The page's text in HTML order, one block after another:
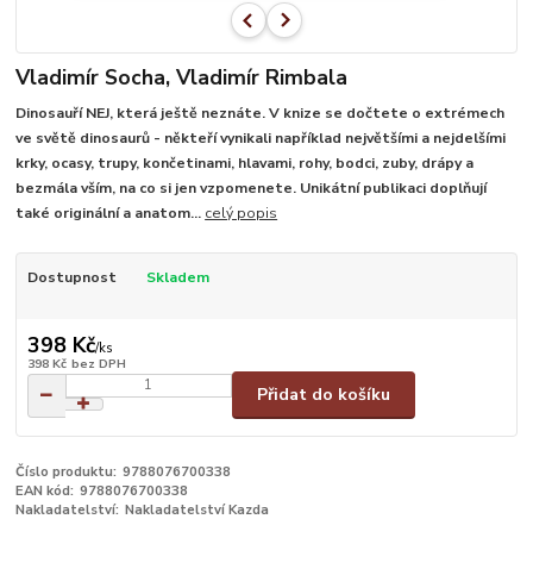
Vladimír Socha, Vladimír Rimbala
Dinosauří NEJ, která ještě neznáte. V knize se dočtete o extrémech
ve světě dinosaurů - někteří vynikali například největšími a nejdelšími
krky, ocasy, trupy, končetinami, hlavami, rohy, bodci, zuby, drápy a
bezmála vším, na co si jen vzpomenete. Unikátní publikaci doplňují
také originální a anatom... celý popis
Dostupnost Skladem
398 Kč/ks
398 Kč bez DPH
Přidat do košíku
Číslo produktu: 9788076700338
EAN kód: 9788076700338
Nakladatelství: Nakladatelství Kazda